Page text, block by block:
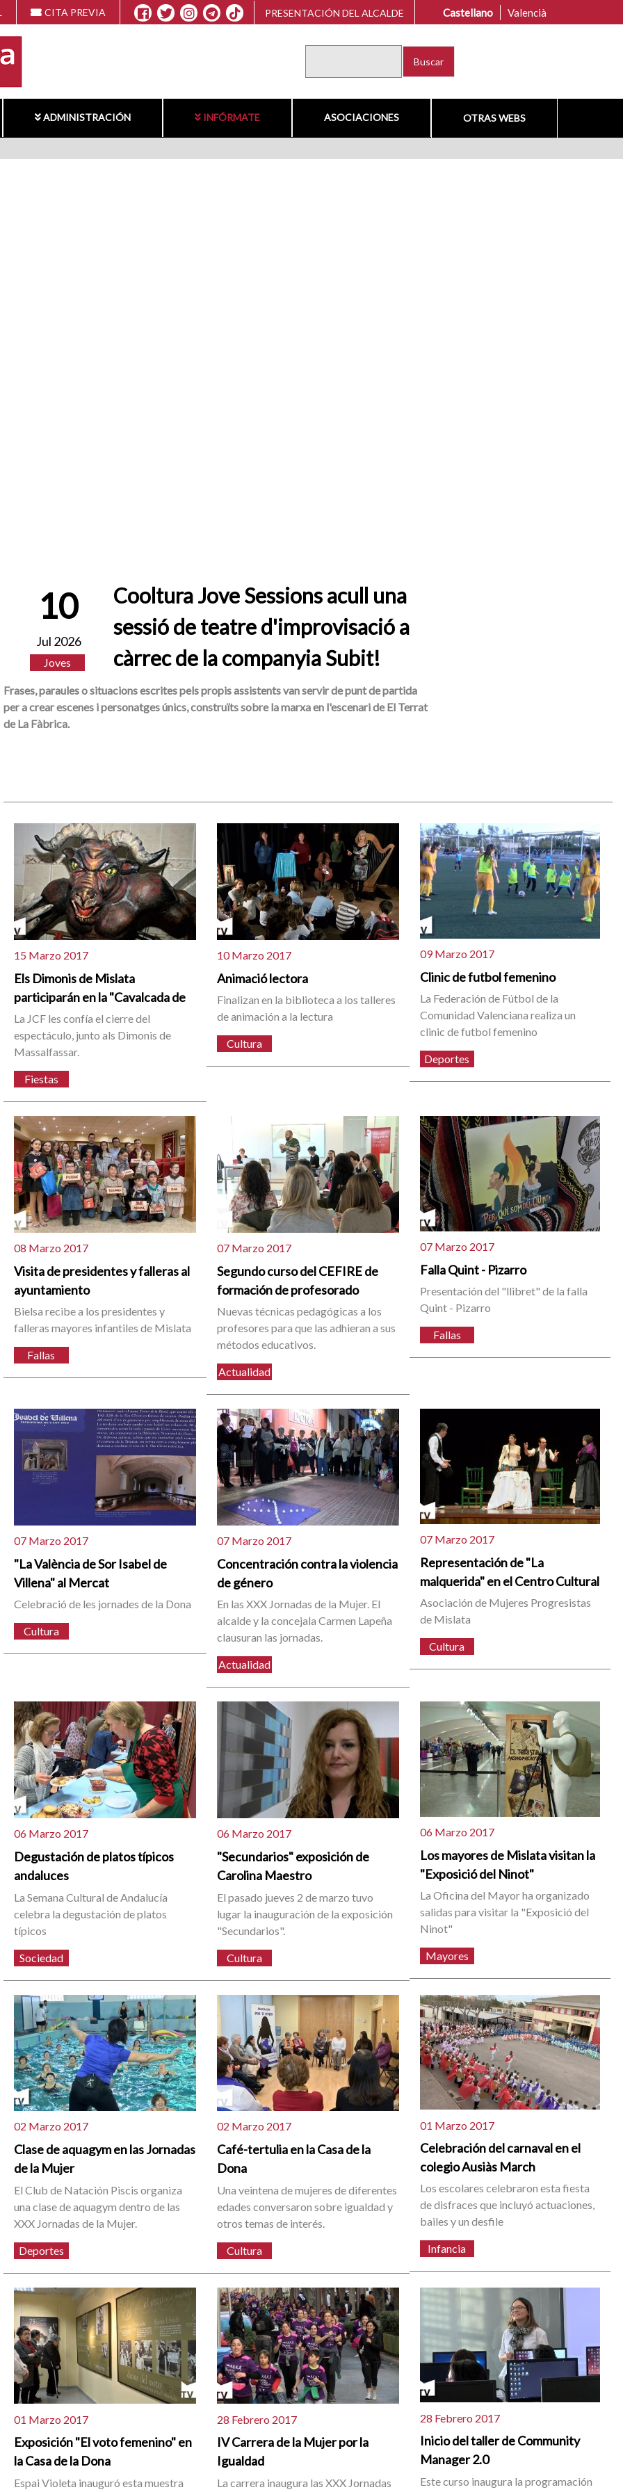
CITA PREVIA PRESENTACIÓN DEL ALCALDE Castellano Valencià
ADMINISTRACIÓN INFÓRMATE ASOCIACIONES OTRAS WEBS
10
Jul 2026
Joves
Cooltura Jove Sessions acull una
sessió de teatre d'improvisació a
càrrec de la companyia Subit!
Frases, paraules o situacions escrites pels propis assistents van servir de punt de partida
per a crear escenes i personatges únics, construïts sobre la marxa en l'escenari de El Terrat
de La Fàbrica.
15 Marzo 2017
Els Dimonis de Mislata
participarán en la "Cavalcada de
La JCF les confía el cierre del
espectáculo, junto als Dimonis de
Massalfassar.
Fiestas
10 Marzo 2017
Animació lectora
Finalizan en la biblioteca a los talleres
de animación a la lectura
Cultura
09 Marzo 2017
Clinic de futbol femenino
La Federación de Fútbol de la
Comunidad Valenciana realiza un
clinic de futbol femenino
Deportes
08 Marzo 2017
Visita de presidentes y falleras al
ayuntamiento
Bielsa recibe a los presidentes y
falleras mayores infantiles de Mislata
Fallas
07 Marzo 2017
Segundo curso del CEFIRE de
formación de profesorado
Nuevas técnicas pedagógicas a los
profesores para que las adhieran a sus
métodos educativos.
Actualidad
07 Marzo 2017
Falla Quint - Pizarro
Presentación del "llibret" de la falla
Quint - Pizarro
Fallas
07 Marzo 2017
"La València de Sor Isabel de
Villena" al Mercat
Celebració de les jornades de la Dona
Cultura
07 Marzo 2017
Concentración contra la violencia
de género
En las XXX Jornadas de la Mujer. El
alcalde y la concejala Carmen Lapeña
clausuran las jornadas.
Actualidad
07 Marzo 2017
Representación de "La
malquerida" en el Centro Cultural
Asociación de Mujeres Progresistas
de Mislata
Cultura
06 Marzo 2017
Degustación de platos típicos
andaluces
La Semana Cultural de Andalucía
celebra la degustación de platos
típicos
Sociedad
06 Marzo 2017
"Secundarios" exposición de
Carolina Maestro
El pasado jueves 2 de marzo tuvo
lugar la inauguración de la exposición
"Secundarios".
Cultura
06 Marzo 2017
Los mayores de Mislata visitan la
"Exposició del Ninot"
La Oficina del Mayor ha organizado
salidas para visitar la "Exposició del
Ninot"
Mayores
02 Marzo 2017
Clase de aquagym en las Jornadas
de la Mujer
El Club de Natación Piscis organiza
una clase de aquagym dentro de las
XXX Jornadas de la Mujer.
Deportes
02 Marzo 2017
Café-tertulia en la Casa de la
Dona
Una veintena de mujeres de diferentes
edades conversaron sobre igualdad y
otros temas de interés.
Cultura
01 Marzo 2017
Celebración del carnaval en el
colegio Ausiàs March
Los escolares celebraron esta fiesta
de disfraces que incluyó actuaciones,
bailes y un desfile
Infancia
01 Marzo 2017
Exposición "El voto femenino" en
la Casa de la Dona
Espai Violeta inauguró esta muestra
28 Febrero 2017
IV Carrera de la Mujer por la
Igualdad
La carrera inaugura las XXX Jornadas
28 Febrero 2017
Inicio del taller de Community
Manager 2.0
Este curso inaugura la programación